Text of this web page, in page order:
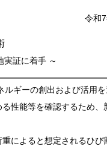
令和
実証に着手 ～
ギーの創出および活用を
性能等を確認するため、
によると想定されるひび